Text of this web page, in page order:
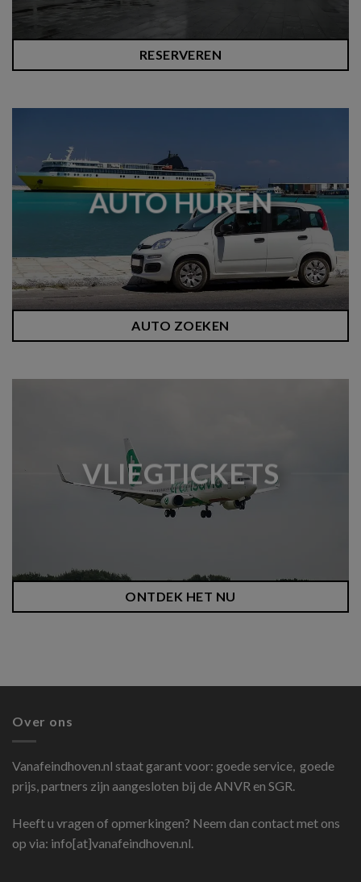
RESERVEREN
AUTO HUREN
AUTO ZOEKEN
VLIEGTICKETS
ONTDEK HET NU
Over ons
Vanafeindhoven.nl staat garant voor: goede service, goede
prijs, partners zijn aangesloten bij de ANVR en SGR.
Heeft u vragen of opmerkingen? Neem dan contact met ons
op via: info[at]vanafeindhoven.nl.